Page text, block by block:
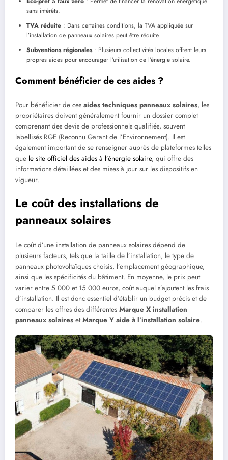
sans intérêts.
TVA réduite : Dans certaines conditions, la TVA appliquée sur
l’installation de panneaux solaires peut être réduite.
Subventions régionales: Plusieurs collectivités locales offrent leurs
propres aides pour encourager l’utilisation de l’énergie solaire.
Comment bénéficier de ces aides ?
Pour bénéficier de ces aides techniques panneaux solaires, les
propriétaires doivent généralement fournir un dossier complet
comprenant des devis de professionnels qualifiés, souvent
labellisés RGE (Reconnu Garant de l’Environnement). Il est
également important de se renseigner auprès de plateformes telles
que le site officiel des aides à l’énergie solaire, qui offre des
informations détaillées et des mises à jour sur les dispositifs en
vigueur.
Le coût des installations de
panneaux solaires
Le coût d’une installation de panneaux solaires dépend de
plusieurs facteurs, tels que la taille de l’installation, le type de
panneaux photovoltaïques choisis, l’emplacement géographique,
ainsi que les spécificités du bâtiment. En moyenne, le prix peut
varier entre 5 000 et 15 000 euros, coût auquel s’ajoutent les frais
d’installation. Il est donc essentiel d’établir un budget précis et de
comparer les offres des différentes Marque X installation
panneaux solaires etMarque Y aide à l’installation solaire.